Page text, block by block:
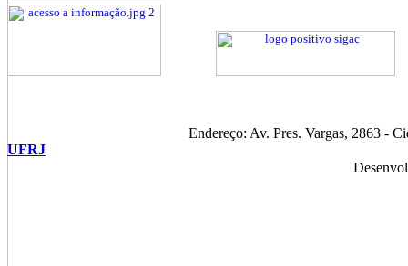
Endereço: Av. Pres. Vargas, 2863 -
UFRJ